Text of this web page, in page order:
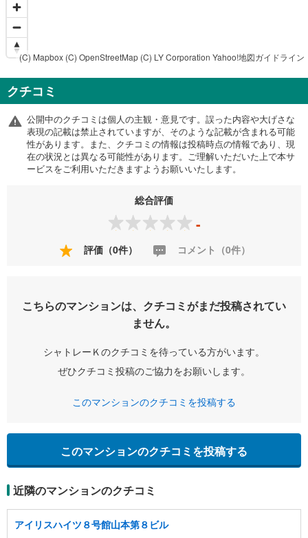
(C) Mapbox (C) OpenStreetMap (C) LY Corporation Yahoo!地図ガイドライン
クチコミ
公開中のクチコミは個人の主観・意見です。誤った内容や大げさな
表現の記載は禁止されていますが、そのような記載が含まれる可能
性があります。また、クチコミの情報は投稿時点の情報であり、現
在の状況とは異なる可能性があります。ご理解いただいた上で本サ
ービスをご利用いただきますようお願いいたします。
総合評価
-
評価（0件） コメント（0件）
こちらのマンションは、クチコミがまだ投稿されてい
ません。
シャトレーＫのクチコミを待っている方がいます。
ぜひクチコミ投稿のご協力をお願いします。
このマンションのクチコミを投稿する
このマンションのクチコミを投稿する
近隣のマンションのクチコミ
アイリスハイツ８号館山本第８ビル